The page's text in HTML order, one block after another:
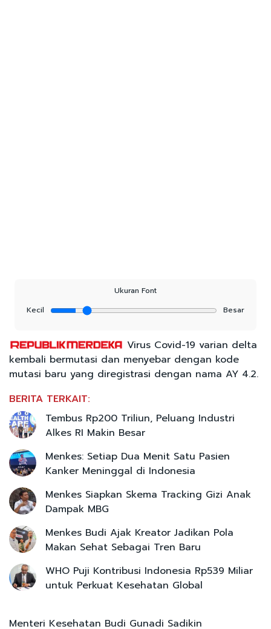
Ukuran Font
Kecil
Besar
Virus Covid-19 varian delta
kembali bermutasi dan menyebar dengan kode
mutasi baru yang diregistrasi dengan nama AY 4.2.
BERITA TERKAIT:
Tembus Rp200 Triliun, Peluang Industri
Alkes RI Makin Besar
Menkes: Setiap Dua Menit Satu Pasien
Kanker Meninggal di Indonesia
Menkes Siapkan Skema Tracking Gizi Anak
Dampak MBG
Menkes Budi Ajak Kreator Jadikan Pola
Makan Sehat Sebagai Tren Baru
WHO Puji Kontribusi Indonesia Rp539 Miliar
untuk Perkuat Kesehatan Global
Menteri Kesehatan Budi Gunadi Sadikin